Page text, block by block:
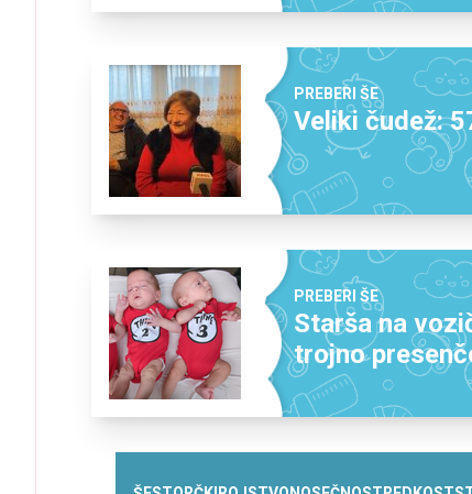
PREBERI ŠE
Veliki čudež:
PREBERI ŠE
Starša na
trojno